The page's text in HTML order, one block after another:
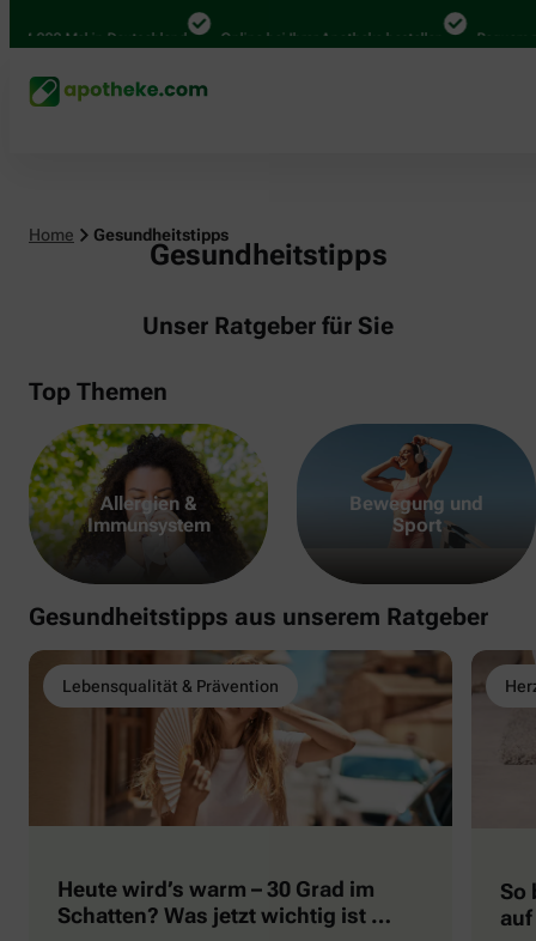
Mal in Deutschland Online bei Ihrer Apotheke bestellen Bequem
Home Gesundheitstipps
Gesundheitstipps
Unser Ratgeber für Sie
Top Themen
Allergien &
Immunsystem
Bewegung und
Sport
Gesundheitstipps aus unserem Ratgeber
Lebensqualität & Prävention
Heute wird’s warm – 30 Grad im
Schatten? Was jetzt wichtig ist …
So